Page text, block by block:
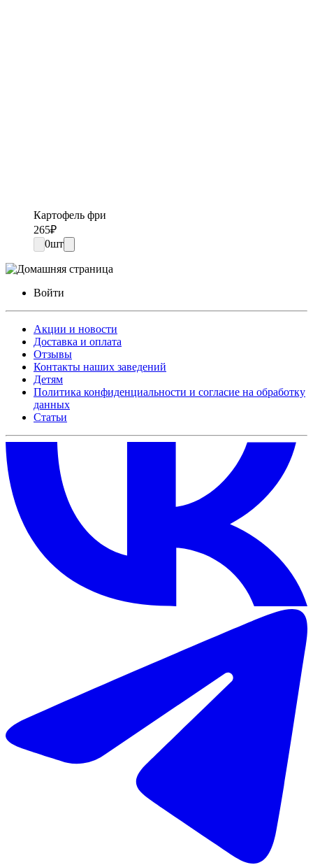
Картофель фри
265₽
0шт
Войти
Акции и новости
Доставка и оплата
Отзывы
Контакты наших заведений
Детям
Политика конфиденциальности и согласие на обработку
данных
Статьи